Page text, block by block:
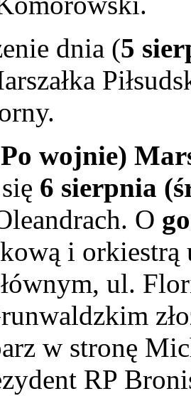
dnia (5
wojnie)
6 sierpnia
O
i
ul.
w stronę
RP